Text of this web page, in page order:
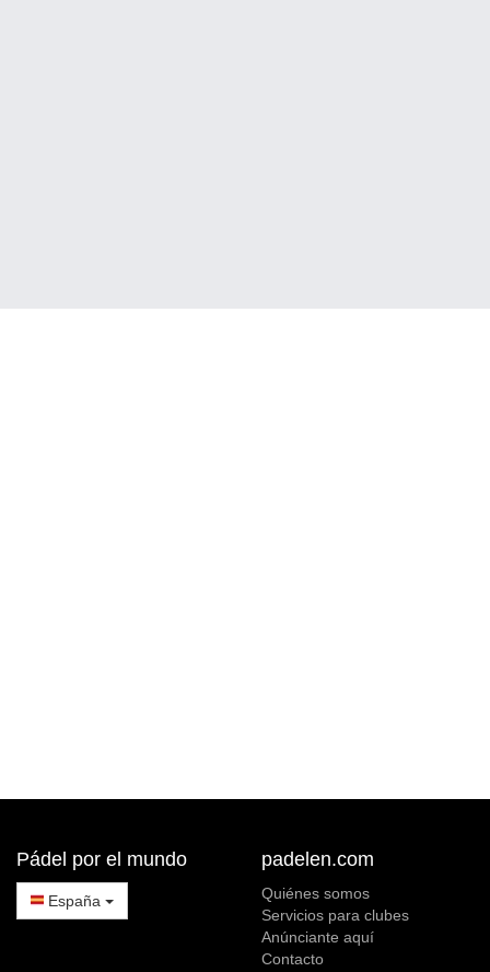
Pádel por el mundo
España
padelen.com
Quiénes somos
Servicios para clubes
Anúnciante aquí
Contacto